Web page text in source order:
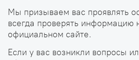
Мы призываем вас проявлять
всегда проверять информацию
официальном сайте.
Если у вас возникли вопросы